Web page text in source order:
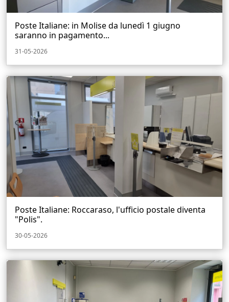
Poste Italiane: in Molise da lunedì 1 giugno
saranno in pagamento...
31-05-2026
Poste Italiane: Roccaraso, l'ufficio postale diventa
"Polis".
30-05-2026